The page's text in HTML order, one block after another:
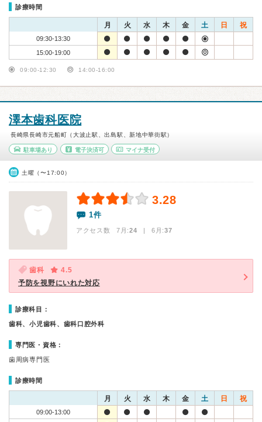
診療時間
月 火 水 木 金 土 日 祝
09:30-13:30
15:00-19:00
09:00-12:30 14:00-16:00
澤本歯科医院
長崎県長崎市元船町（大波止駅、出島駅、新地中華街駅）
駐車場あり 電子決済可 マイナ受付
土曜（〜17:00）
3.28
1件
アクセス数 7月:24 | 6月:37
歯科
4.5
予防を視野にいれた対応
診療科目：
歯科、小児歯科、歯科口腔外科
専門医・資格：
歯周病専門医
診療時間
月 火 水 木 金 土 日 祝
09:00-13:00